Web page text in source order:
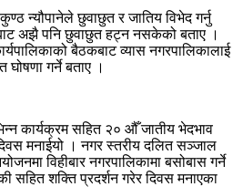
न्यौपानेले छुवाछुत र जातिय विभेद गर्नु
अझै पनि छुवाछुत हट्न नसकेको बताए ।
बैठकबाट व्यास नगरपालिकालाई
गर्ने बताए ।
कार्यक्रम सहित २० औँ जातीय भेदभाव
मनाईयो । नगर स्तरीय दलित सञ्जाल
विहीबार नगरपालिकामा बसोबास गर्ने
सहित शक्ति प्रदर्शन गरेर दिवस मनाएका